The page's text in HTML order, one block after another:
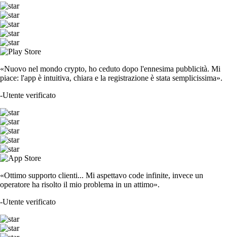
«Nuovo nel mondo crypto, ho ceduto dopo l'ennesima pubblicità. Mi
piace: l'app è intuitiva, chiara e la registrazione è stata semplicissima».
-Utente verificato
«Ottimo supporto clienti... Mi aspettavo code infinite, invece un
operatore ha risolto il mio problema in un attimo».
-Utente verificato